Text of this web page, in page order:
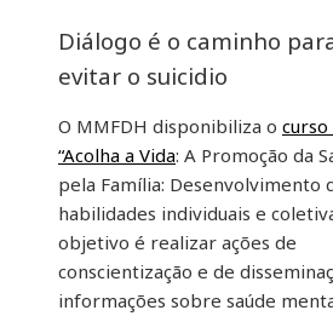
Diálogo é o caminho
evitar o suicidio
O MMFDH disponibiliza o curso
“Acolha a Vida: A Promoção da
pela Família: Desenvolvimento
habilidades individuais e
objetivo é realizar ações de
conscientização e de
informações sobre saúde